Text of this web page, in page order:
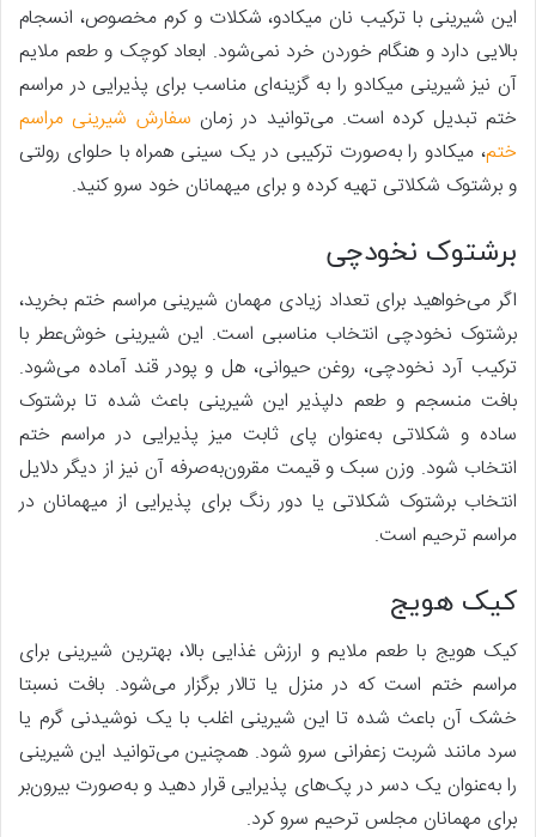
این شیرینی با ترکیب نان میکادو، شکلات و کرم مخصوص، انسجام
بالایی دارد و هنگام خوردن خرد نمی‌شود. ابعاد کوچک و طعم ملایم
آن نیز شیرینی میکادو را به گزینه‌ای مناسب برای پذیرایی در مراسم
ختم تبدیل کرده است. می‌توانید در زمان سفارش شیرینی مراسم
ختم، میکادو را به‌صورت ترکیبی در یک سینی همراه با حلوای رولتی
و برشتوک شکلاتی تهیه کرده و برای میهمانان خود سرو کنید.
برشتوک نخودچی
اگر می‌خواهید برای تعداد زیادی مهمان شیرینی مراسم ختم بخرید،
برشتوک نخودچی انتخاب مناسبی است. این شیرینی خوش‌عطر با
ترکیب آرد نخودچی، روغن حیوانی، هل و پودر قند آماده می‌شود.
بافت منسجم و طعم دلپذیر این شیرینی باعث شده تا برشتوک
ساده و شکلاتی به‌عنوان پای ثابت میز پذیرایی در مراسم ختم
انتخاب شود. وزن سبک و قیمت مقرون‌به‌صرفه آن نیز از دیگر دلایل
انتخاب برشتوک شکلاتی یا دور رنگ برای پذیرایی از میهمانان در
مراسم ترحیم است.
کیک هویج
کیک هویج با طعم ملایم و ارزش غذایی بالا، بهترین شیرینی برای
مراسم ختم است که در منزل یا تالار برگزار می‌شود. بافت نسبتا
خشک آن باعث شده تا این شیرینی اغلب با یک نوشیدنی گرم یا
سرد مانند شربت زعفرانی سرو شود. همچنین می‌توانید این شیرینی
را به‌عنوان یک دسر در پک‌های پذیرایی قرار دهید و به‌صورت بیرون‌بر
برای مهمانان مجلس ترحیم سرو کرد.